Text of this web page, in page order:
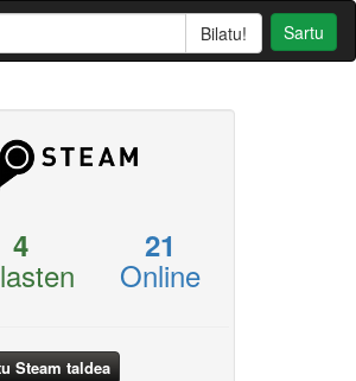
Sartu
4 21
Online
Steam taldea